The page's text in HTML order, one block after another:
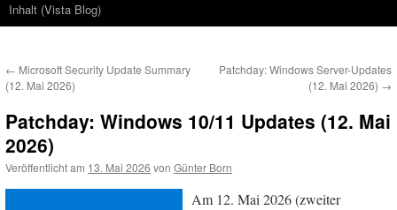
Inhalt (Vista Blog)
← Microsoft Security Update Summary
(12. Mai 2026)
Patchday: Windows Server-Updates
(12. Mai 2026) →
Patchday: Windows 10/11 Updates (12. Mai
2026)
Veröffentlicht am 13. Mai 2026 von Günter Born
Am 12. Mai 2026 (zweiter